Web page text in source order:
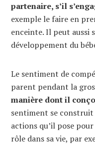
partenaire, s’il
exemple le faire en
enceinte. Il peut aussi
développement du
Le sentiment de
parent pendant la
manière dont il
sentiment se construit
actions qu’il pose
rôle dans sa vie, par